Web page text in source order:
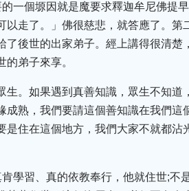
一個塬因就是魔要求釋迦牟尼佛提
走了。」佛很慈悲，就答應了。第
了後世的出家弟子。經上講得很清
弟子來享。
生。如果遇到真善知識，眾生不知
成熟，我們要請這個善知識在我們
是住在這個地方，我們大家不就都
學習、真的依教奉行，他就住世;不